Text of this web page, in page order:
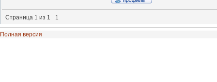
Страница 1 из 1 1
Полная версия